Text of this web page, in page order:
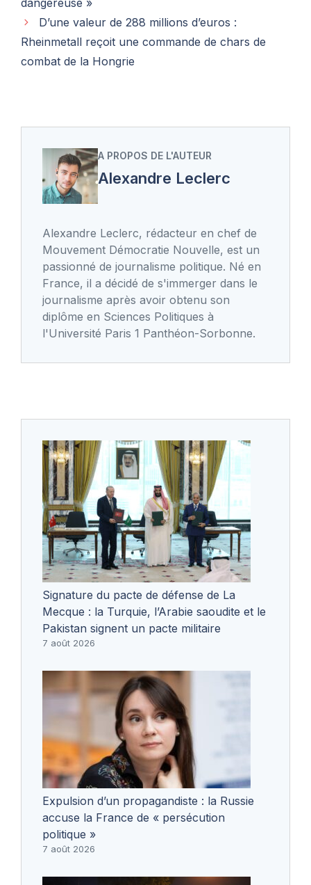
D’une valeur de 288 millions d’euros :
Rheinmetall reçoit une commande de chars de
combat de la Hongrie
A PROPOS DE L'AUTEUR
Alexandre Leclerc
Alexandre Leclerc, rédacteur en chef de
Mouvement Démocratie Nouvelle, est un
passionné de journalisme politique. Né en
France, il a décidé de s'immerger dans le
journalisme après avoir obtenu son
diplôme en Sciences Politiques à
l'Université Paris 1 Panthéon-Sorbonne.
Signature du pacte de défense de La
Mecque : la Turquie, l’Arabie saoudite et le
Pakistan signent un pacte militaire
7 août 2026
Expulsion d’un propagandiste : la Russie
accuse la France de « persécution
politique »
7 août 2026